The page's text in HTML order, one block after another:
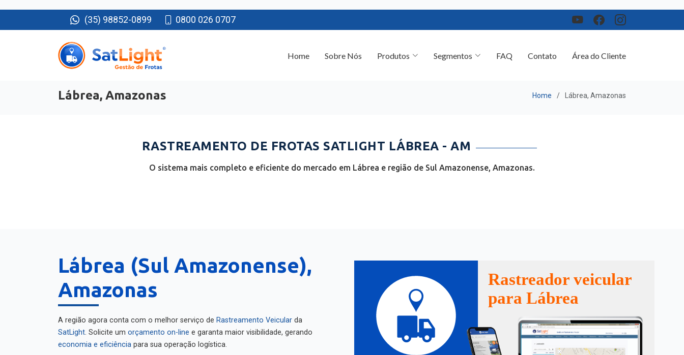
(35) 98852-0899 0800 026 0707
Lábrea, Amazonas
RASTREAMENTO DE FROTAS SATLIGHT LÁBREA - AM
O sistema mais completo e eficiente do mercado em Lábrea e região de Sul Amazonense, Amazonas.
Lábrea (Sul Amazonense),
Amazonas
A região agora conta com o melhor serviço de Rastreamento Veicular
da
SatLight
. Solicite um orçamento on-line
e garanta maior visibilidade, gerando
economia e eficiência
para sua operação logística.
Rastreador veicular
para Lábrea